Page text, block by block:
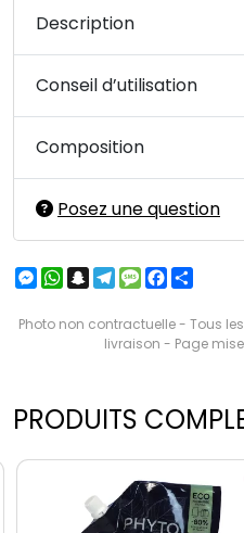
Description
Conseil d’utilisation
Composition
Posez une question
Messenger
WhatsApp
Snapchat
Telegram
MessageFacebook
Photo non contractuelle - Tous
livraison - Page
PRODUITS